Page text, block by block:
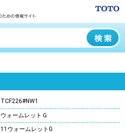
TCF226#NW1
ウォームレットＧ
11ウォームレットG